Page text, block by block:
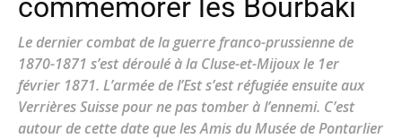
commémorer les Bourbaki
Le dernier combat de la guerre franco-prussienne de
1870-1871 s’est déroulé à la Cluse-et-Mijoux le 1er
février 1871. L’armée de l’Est s’est réfugiée ensuite aux
Verrières Suisse pour ne pas tomber à l’ennemi. C’est
autour de cette date que les Amis du Musée de Pontarlier